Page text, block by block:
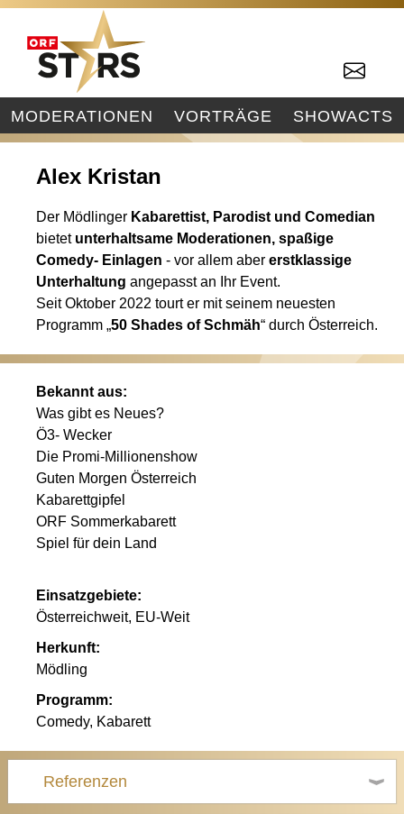
MODERATIONEN VORTRÄGE SHOWACTS
Alex Kristan
Der Mödlinger Kabarettist, Parodist und Comedian
bietet unterhaltsame Moderationen, spaßige
Comedy- Einlagen - vor allem abererstklassige
Unterhaltung angepasst an Ihr Event.
Seit Oktober 2022 tourt er mit seinem neuesten
Programm „50 Shades of Schmäh“ durch Österreich.
Bekannt aus:
Was gibt es Neues?
Ö3- Wecker
Die Promi-Millionenshow
Guten Morgen Österreich
Kabarettgipfel
ORF Sommerkabarett
Spiel für dein Land
Einsatzgebiete:
Österreichweit, EU-Weit
Herkunft:
Mödling
Programm:
Comedy, Kabarett
Referenzen